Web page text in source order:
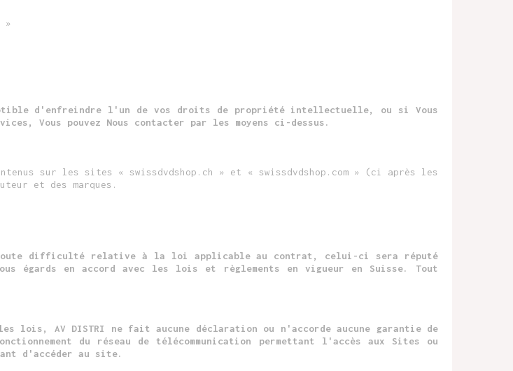
»
d'enfreindre l'un de vos droits de propriété intellectuelle, ou si Vous
Vous pouvez Nous contacter par les moyens ci-dessus.
sur les sites « swissdvdshop.ch » et « swissdvdshop.com » (ci après les
et des marques.
difficulté relative à la loi applicable au contrat, celui-ci sera réputé
égards en accord avec les lois et règlements en vigueur en Suisse. Tout
AV DISTRI ne fait aucune déclaration ou n'accorde aucune garantie de
du réseau de télécommunication permettant l'accès aux Sites ou
d'accéder au site.